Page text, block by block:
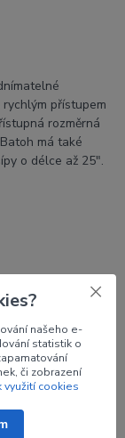
přístupem
rozměrná
má také
o délce až 25".
našeho e-
statistik o
či zobrazení
využití cookies